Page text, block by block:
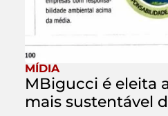
MÍDIA
MBigucci é eleita
mais sustentável